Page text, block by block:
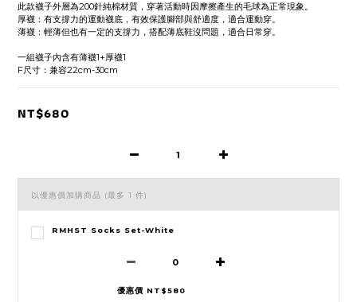
此款襪子外層為200針純棉材質，穿著活動時因摩擦產生的毛球為正常現象。
厚襪：有支撐力的運動襪底，有效保護腳部與舒適度，適合運動穿。
薄襪：輕薄但也有一定的支撐力，搭配薄底鞋沒問題，適合日常穿。
一組襪子內含有薄襪1+厚襪1
F尺寸：兼容22cm-30cm
NT$680
以優惠價加購商品 (最多 1 件)
RMHST Socks Set-White
優惠價 NT$580